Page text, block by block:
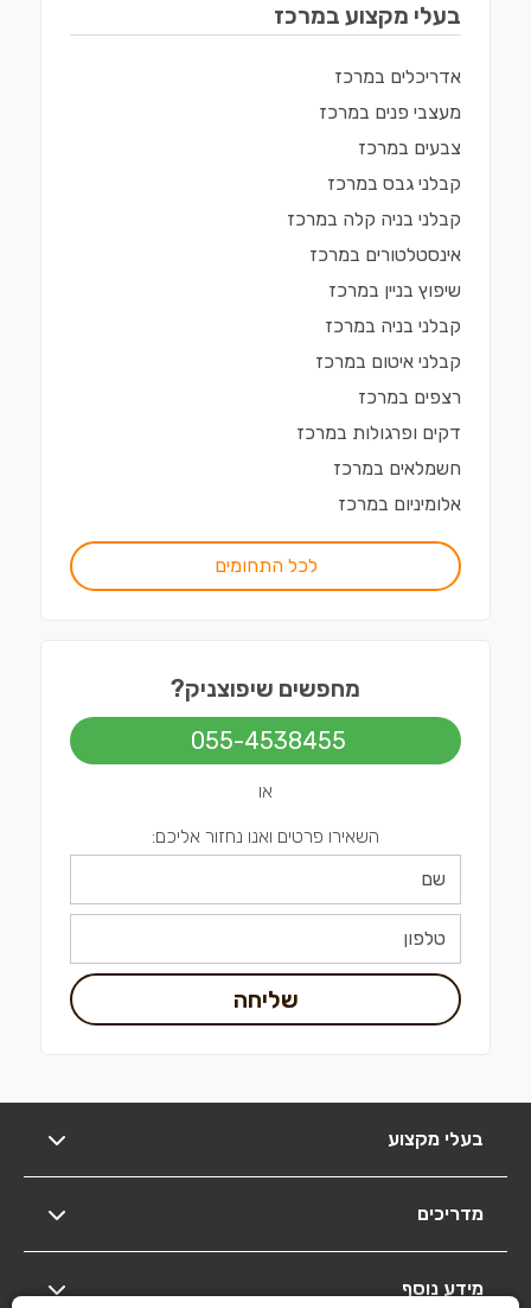
בעלי מקצוע במרכז
אדריכלים במרכז
מעצבי פנים במרכז
צבעים במרכז
קבלני גבס במרכז
קבלני בניה קלה במרכז
אינסטלטורים במרכז
שיפוץ בניין במרכז
קבלני בניה במרכז
קבלני איטום במרכז
רצפים במרכז
דקים ופרגולות במרכז
חשמלאים במרכז
אלומיניום במרכז
לכל התחומים
מחפשים שיפוצניק?
055-4538455
או
השאירו פרטים ואנו נחזור אליכם:
שליחה
בעלי מקצוע
מדריכים
מידע נוסף